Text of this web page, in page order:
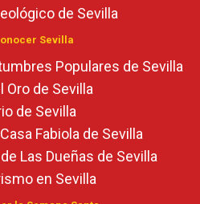
de Sevilla
Sevilla
Populares de Sevilla
Oro de Sevilla
de Sevilla
Fabiola de Sevilla
Las Dueñas de Sevilla
en Sevilla